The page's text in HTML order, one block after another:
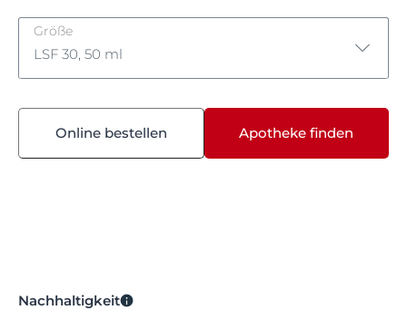
Größe
LSF 30, 50 ml
LSF 30, 50 ml
Online bestellen Apotheke finden
Nachhaltigkeit